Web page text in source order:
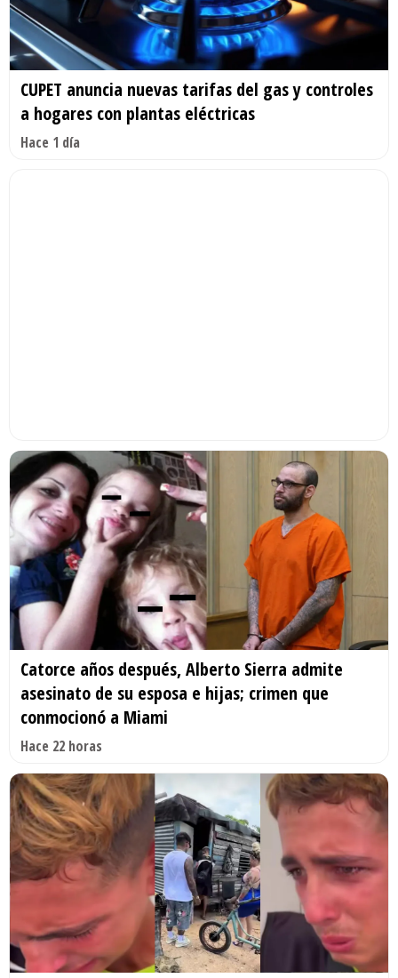
CUPET anuncia nuevas tarifas del gas y controles
a hogares con plantas eléctricas
Hace 1 día
Catorce años después, Alberto Sierra admite
asesinato de su esposa e hijas; crimen que
conmocionó a Miami
Hace 22 horas